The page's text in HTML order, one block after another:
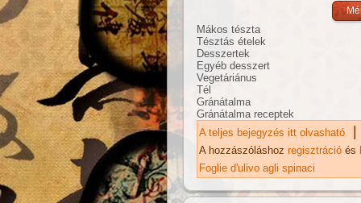
Mákos tészta
Tésztás ételek
Desszertek
Egyéb desszert
Vegetáriánus
Tél
Gránátalma
Gránátalma receptek
A teljes bejegyzés itt olvasható
|
A hozzászóláshoz regisztráció és
Foglie d'ulivo agli spinaci